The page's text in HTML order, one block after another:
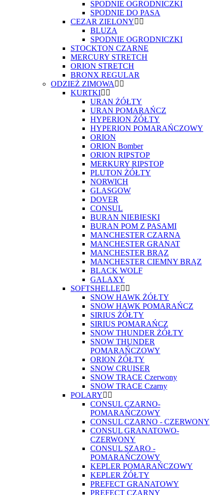
SPODNIE OGRODNICZKI
SPODNIE DO PASA
CEZAR ZIELONY
BLUZA
SPODNIE OGRODNICZKI
STOCKTON CZARNE
MERCURY STRETCH
ORION STRETCH
BRONX REGULAR
ODZIEŻ ZIMOWA
KURTKI
URAN ŻÓŁTY
URAN POMARAŃCZ
HYPERION ŻÓŁTY
HYPERION POMARAŃCZOWY
ORION
ORION Bomber
ORION RIPSTOP
MERKURY RIPSTOP
PLUTON ŻÓŁTY
NORWICH
GLASGOW
DOVER
CONSUL
BURAN NIEBIESKI
BURAN POM Z PASAMI
MANCHESTER CZARNA
MANCHESTER GRANAT
MANCHESTER BRĄZ
MANCHESTER CIEMNY BRĄZ
BLACK WOLF
GALAXY
SOFTSHELLE
SNOW HAWK ŻÓŁTY
SNOW HAWK POMARAŃCZ
SIRIUS ŻÓŁTY
SIRIUS POMARAŃCZ
SNOW THUNDER ŻÓŁTY
SNOW THUNDER
POMARAŃCZOWY
ORION ŻÓŁTY
SNOW CRUISER
SNOW TRACE Czerwony
SNOW TRACE Czarny
POLARY
CONSUL CZARNO-
POMARAŃCZOWY
CONSUL CZARNO - CZERWONY
CONSUL GRANATOWO-
CZERWONY
CONSUL SZARO -
POMARAŃCZOWY
KEPLER POMARAŃCZOWY
KEPLER ŻÓŁTY
PREFECT GRANATOWY
PREFECT CZARNY